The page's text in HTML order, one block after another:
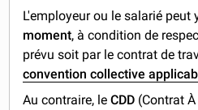
L'employeur ou le salarié peut
moment, à condition de
prévu soit par le contrat de
convention collective
Au contraire, le CDD (Contrat